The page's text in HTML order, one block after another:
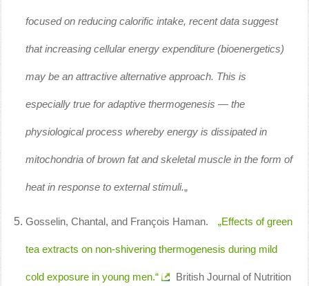
focused on reducing calorific intake, recent data suggest
that increasing cellular energy expenditure (bioenergetics)
may be an attractive alternative approach. This is
especially true for adaptive thermogenesis — the
physiological process whereby energy is dissipated in
mitochondria of brown fat and skeletal muscle in the form of
heat in response to external stimuli.„
Gosselin, Chantal, and François Haman. „Effects of green
tea extracts on non-shivering thermogenesis during mild
cold exposure in young men.“ British Journal of Nutrition